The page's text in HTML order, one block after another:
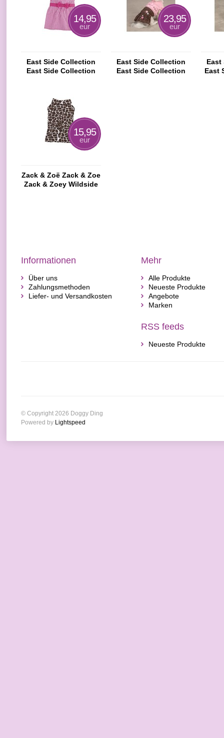
14,95
eur
East Side Collection
East Side Collection
23,95
eur
East Side Collection
East Side Collection
East
East
15,95
eur
Zack & Zoë Zack & Zoe
Zack & Zoey Wildside
Informationen
Über uns
Zahlungsmethoden
Liefer- und Versandkosten
Mehr
Alle Produkte
Neueste Produkte
Angebote
Marken
RSS feeds
Neueste Produkte
© Copyright 2026 Doggy Ding
Powered by Lightspeed